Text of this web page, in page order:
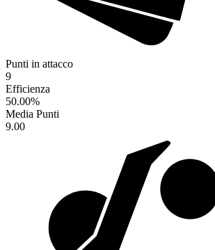
Punti in attacco
9
Efficienza
50.00%
Media Punti
9.00